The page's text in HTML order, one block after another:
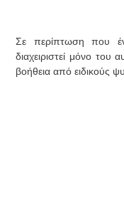
Σε περίπτωση που
διαχειριστεί μόνο του
βοήθεια από ειδικούς